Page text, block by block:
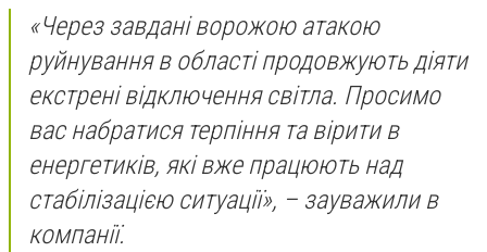
«Через завдані ворожою атакою
руйнування в області продовжують діяти
екстрені відключення світла. Просимо
вас набратися терпіння та вірити в
енергетиків, які вже працюють над
стабілізацією ситуації», – зауважили в
компанії.